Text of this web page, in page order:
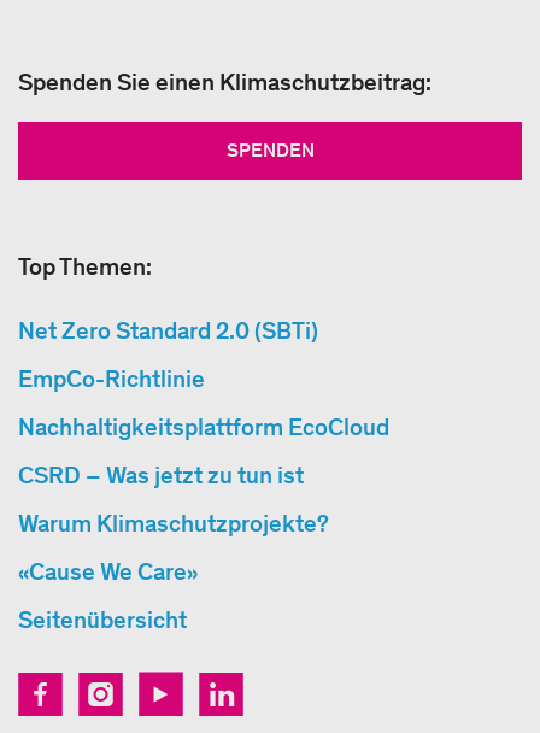
Spenden Sie einen Klimaschutzbeitrag:
SPENDEN
Top Themen:
Net Zero Standard 2.0 (SBTi)
EmpCo-Richtlinie
Nachhaltigkeitsplattform EcoCloud
CSRD – Was jetzt zu tun ist
Warum Klimaschutzprojekte?
«Cause We Care»
Seitenübersicht